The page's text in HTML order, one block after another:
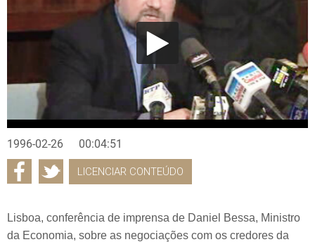
1996-02-26 00:04:51
LICENCIAR CONTEÚDO
Lisboa, conferência de imprensa de Daniel Bessa, Ministro
da Economia, sobre as negociações com os credores da